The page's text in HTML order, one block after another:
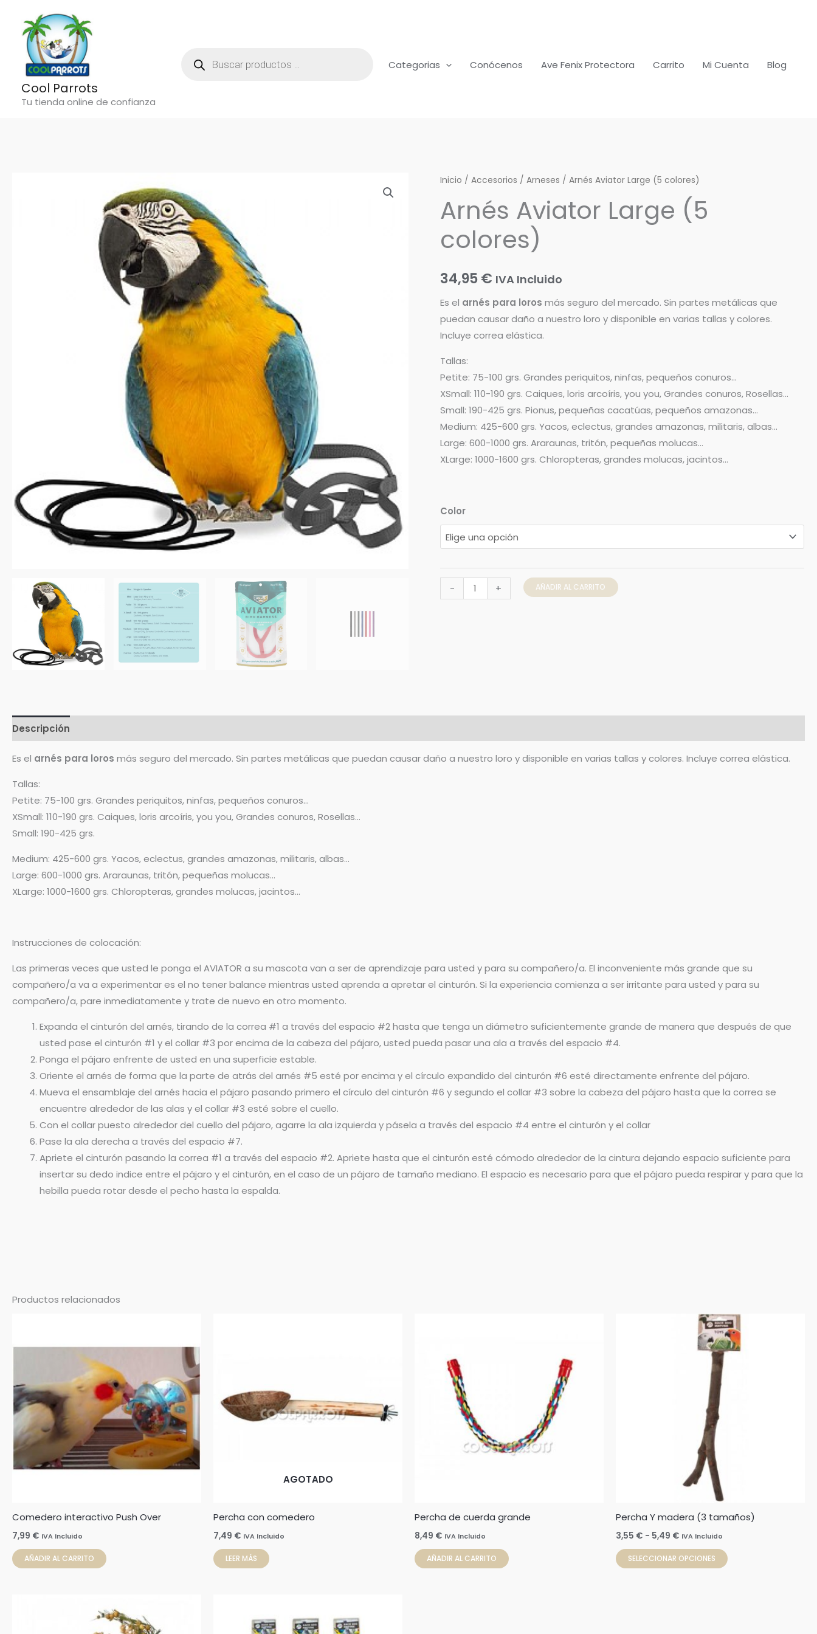
contenido
Cool Parrots
Tu tienda online de confianza
Productos Categorias Conócenos Ave Fenix Protectora Carrito Mi Cuenta Blog
Inicio /Accesorios /Arneses / Arnés Aviator Large (5 colores)
Arnés Aviator Large (5
colores)
34,95€ IVA Incluido
Es el arnés para loros más seguro del mercado. Sin partes metálicas que
puedan causar daño a nuestro loro y disponible en varias tallas y colores.
Incluye correa elástica.
Tallas:
Petite: 75-100 grs. Grandes periquitos, ninfas, pequeños conuros…
XSmall: 110-190 grs. Caiques, loris arcoíris, you you, Grandes conuros, Rosellas…
Small: 190-425 grs. Pionus, pequeñas cacatúas, pequeños amazonas…
Medium: 425-600 grs. Yacos, eclectus, grandes amazonas, militaris, albas…
Large: 600-1000 grs. Araraunas, tritón, pequeñas molucas…
XLarge: 1000-1600 grs. Chloropteras, grandes molucas, jacintos…
Color
-
Arnés
Large
colores)
+ AÑADIR AL CARRITO
Descripción
Es el arnés para loros más seguro del mercado. Sin partes metálicas que puedan causar daño a nuestro loro y disponible en varias tallas y colores. Incluye correa elástica.
Tallas:
Petite: 75-100 grs. Grandes periquitos, ninfas, pequeños conuros…
XSmall: 110-190 grs. Caiques, loris arcoíris, you you, Grandes conuros, Rosellas…
Small: 190-425 grs.
Medium: 425-600 grs. Yacos, eclectus, grandes amazonas, militaris, albas…
Large: 600-1000 grs. Araraunas, tritón, pequeñas molucas…
XLarge: 1000-1600 grs. Chloropteras, grandes molucas, jacintos…
Instrucciones de colocación:
Las primeras veces que usted le ponga el AVIATOR a su mascota van a ser de aprendizaje para usted y para su compañero/a. El inconveniente más grande que su
compañero/a va a experimentar es el no tener balance mientras usted aprenda a apretar el cinturón. Si la experiencia comienza a ser irritante para usted y para su
compañero/a, pare inmediatamente y trate de nuevo en otro momento.
Expanda el cinturón del arnés, tirando de la correa #1 a través del espacio #2 hasta que tenga un diámetro suficientemente grande de manera que después de que
usted pase el cinturón #1 y el collar #3 por encima de la cabeza del pájaro, usted pueda pasar una ala a través del espacio #4.
Ponga el pájaro enfrente de usted en una superficie estable.
Oriente el arnés de forma que la parte de atrás del arnés #5 esté por encima y el círculo expandido del cinturón #6 esté directamente enfrente del pájaro.
Mueva el ensamblaje del arnés hacia el pájaro pasando primero el círculo del cinturón #6 y segundo el collar #3 sobre la cabeza del pájaro hasta que la correa se
encuentre alrededor de las alas y el collar #3 esté sobre el cuello.
Con el collar puesto alrededor del cuello del pájaro, agarre la ala izquierda y pásela a través del espacio #4 entre el cinturón y el collar
Pase la ala derecha a través del espacio #7.
Apriete el cinturón pasando la correa #1 a través del espacio #2. Apriete hasta que el cinturón esté cómodo alrededor de la cintura dejando espacio suficiente para
insertar su dedo indice entre el pájaro y el cinturón, en el caso de un pájaro de tamaño mediano. El espacio es necesario para que el pájaro pueda respirar y para que la
hebilla pueda rotar desde el pecho hasta la espalda.
Productos relacionados
Comedero interactivo Push Over
7,99 € IVA Incluido
AÑADIR AL CARRITO
AGOTADO
Percha con comedero
7,49 € IVA Incluido
LEER MÁS
Percha de cuerda grande
8,49 € IVA Incluido
AÑADIR AL CARRITO
Percha Y madera (3 tamaños)
3,55 € - 5,49 €
Rango
precios:
desde
IVA Incluido
SELECCIONAR OPCIONES
Este
producto
tiene
página
precios:
desde
producto